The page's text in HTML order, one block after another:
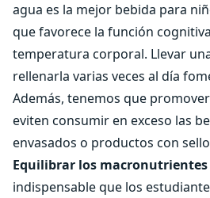
agua es la mejor bebida para
que favorece la función
temperatura corporal. Llevar
rellenarla varias veces al día
Además, tenemos que
eviten consumir en exceso las
envasados o productos con
Equilibrar los macronutrientes
indispensable que los